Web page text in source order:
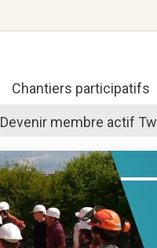
Chantiers participatifs
Devenir membre actif